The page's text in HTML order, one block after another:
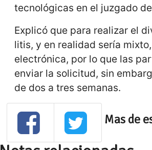
tecnológicas en el juzgado
Explicó que para realizar el
litis, y en realidad sería
electrónica, por lo que las
enviar la solicitud, sin
de dos a tres semanas.
Mas de